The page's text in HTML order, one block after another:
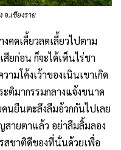
จ.เชียงราย
คดเคี้ยวลดเลี้ยวไปตาม
สียก่อน ก็จะได้เห็นไร่ชา
มโค้งเว้าของเนินเขาเกิด
ะติมากรรมกลางแจ้งขนาด
นยืนตะลึงลืมอ้วกกันไปเลย
สายตาแล้ว อย่าลืมลิ้มลอง
สชาติดีของที่นั่นด้วยเพื่อ